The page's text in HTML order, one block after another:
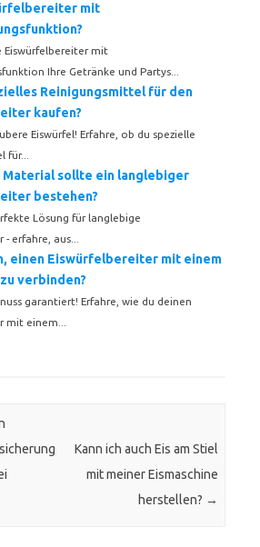
mit
Eiswürfelbereiter mit
Ihre Getränke und Partys...
Reinigungsmittel für den
kaufen?
Eiswürfel! Erfahre, ob du spezielle
Material sollte ein langlebiger
bestehen?
Lösung für langlebige
erfahre, aus...
einen Eiswürfelbereiter mit einem
verbinden?
garantiert! Erfahre, wie du deinen
mit einem...
Kann ich auch Eis am Stiel
mit meiner Eismaschine
herstellen? →